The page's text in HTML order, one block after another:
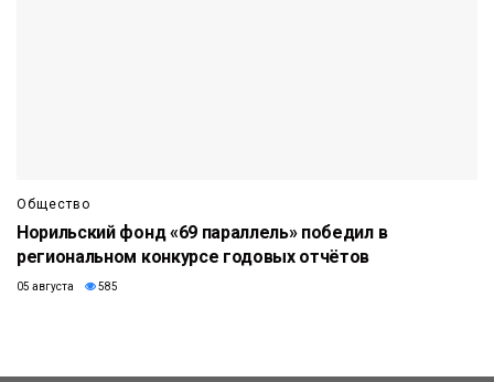
Общество
Норильский фонд «69 параллель» победил в
региональном конкурсе годовых отчётов
05 августа 585